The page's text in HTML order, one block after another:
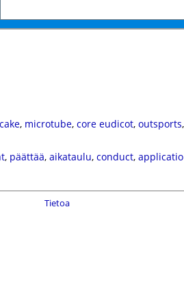
, microtube, core eudicot, outsports
, päättää, aikataulu, conduct,
Tietoa